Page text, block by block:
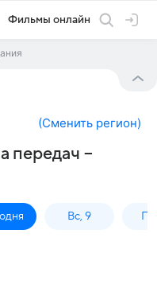
Фильмы онлайн
(Сменить регион)
передач –
Вс, 9